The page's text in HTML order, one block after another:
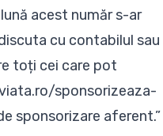
acest număr s-ar
cu contabilul sau
toți cei care pot
sponsorizeaza-
sponsorizare aferent.”